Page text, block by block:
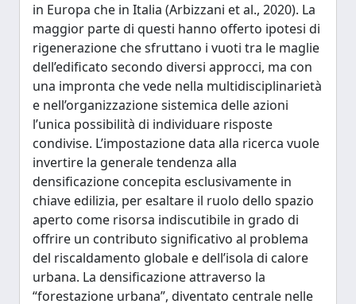
in Europa che in Italia (Arbizzani et al., 2020). La
maggior parte di questi hanno offerto ipotesi di
rigenerazione che sfruttano i vuoti tra le maglie
dell’edificato secondo diversi approcci, ma con
una impronta che vede nella multidisciplinarietà
e nell’organizzazione sistemica delle azioni
l’unica possibilità di individuare risposte
condivise. L’impostazione data alla ricerca vuole
invertire la generale tendenza alla
densificazione concepita esclusivamente in
chiave edilizia, per esaltare il ruolo dello spazio
aperto come risorsa indiscutibile in grado di
offrire un contributo significativo al problema
del riscaldamento globale e dell’isola di calore
urbana. La densificazione attraverso la
“forestazione urbana”, diventato centrale nelle